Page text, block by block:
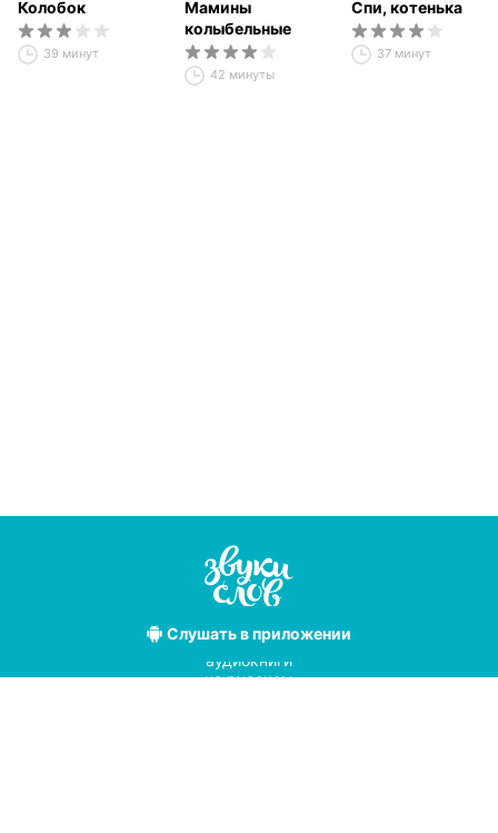
Колобок
39 минут
Мамины
колыбельные
42 минуты
Спи, котенька
37 минут
Слушатьв приложении
Лучшие
аудиокниги
на русском